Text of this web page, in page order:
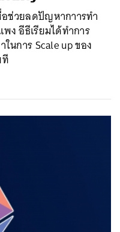
ช่วยลดปัญหากาารทำ
ง อีธีเรียมได้ทำการ
การ Scale up ของ